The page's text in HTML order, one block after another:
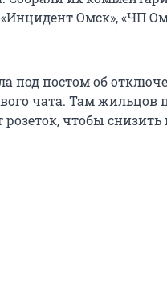
«Инцидент Омск», «ЧП
под постом об
чата. Там жильцов
чтобы снизить